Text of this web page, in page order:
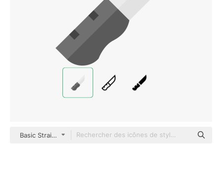
Basic Straight Flat